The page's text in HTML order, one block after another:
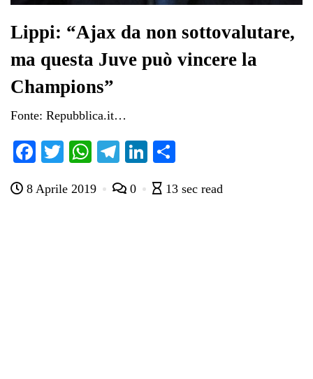
Lippi: “Ajax da non sottovalutare,
ma questa Juve può vincere la
Champions”
Fonte: Repubblica.it…
Fa
bo
T
tte
W
ts
Te
gr
Li
ed di
8 Aprile 2019 0 13 sec read